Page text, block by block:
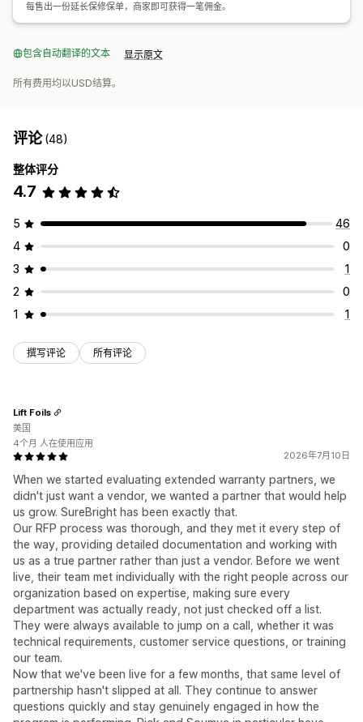
每售出一份延长保修保单，商家即可获得一笔佣金。
包含自动翻译的文本 显示原文
所有费用均以USD结算。
评论(48)
整体评分
4.7
5
46
4
0
3
1
2
0
1
1
撰写评论 所有评论
2026年7月10日
When we started evaluating extended warranty partners, we
didn't just want a vendor, we wanted a partner that would help
us grow. SureBright has been exactly that.
Our RFP process was thorough, and they met it every step of
the way, providing detailed documentation and working with
us as a true partner rather than just a vendor. Before we went
live, their team met individually with the right people across our
organization based on expertise, making sure every
department was actually ready, not just checked off a list.
They were always available to jump on a call, whether it was
technical requirements, customer service questions, or training
our team.
Now that we've been live for a few months, that same level of
partnership hasn't slipped at all. They continue to answer
questions quickly and stay genuinely engaged in how the
Lift Foils
美国
4个月 人在使用应用